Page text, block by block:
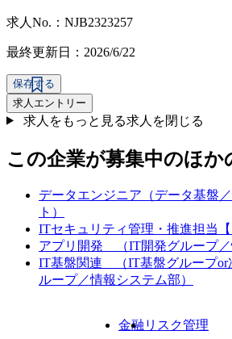
求人No.：NJB2323257
最終更新日：2026/6/22
保存する
求人エントリー
求人をもっと見る求人を閉じる
この企業が募集中のほか
データエンジニア（データ基盤
ト）
ITセキュリティ管理・推進担当【
アプリ開発 （IT開発グループ／
IT基盤関連 （IT基盤グループor
ループ／情報システム部）
金融 リスク管理